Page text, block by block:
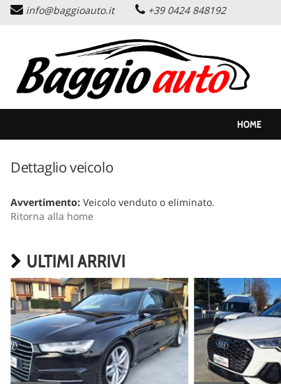
AZIENDA
LISTA VEICOLI
PERMUTA USATO
CONTATTI
NEWS
AREA COMMERCIANTI
info@baggioauto.it +39 0424 848192
HOME
Dettaglio veicolo
Avvertimento: Veicolo venduto o eliminato.
Ritorna alla home
ULTIMI ARRIVI